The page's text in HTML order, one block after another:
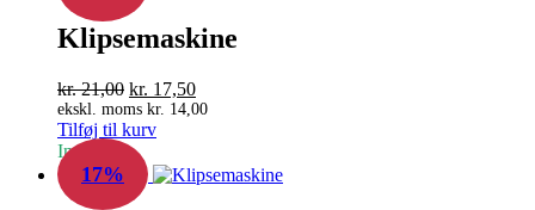
Klipsemaskine
kr.21,00 Den
oprindelige
pris
var:
kr. 21,00.
kr. 17,50Den
aktuelle
kr. 17,50.
ekskl. moms kr. 14,00
Tilføj til kurv
In Stock
17%